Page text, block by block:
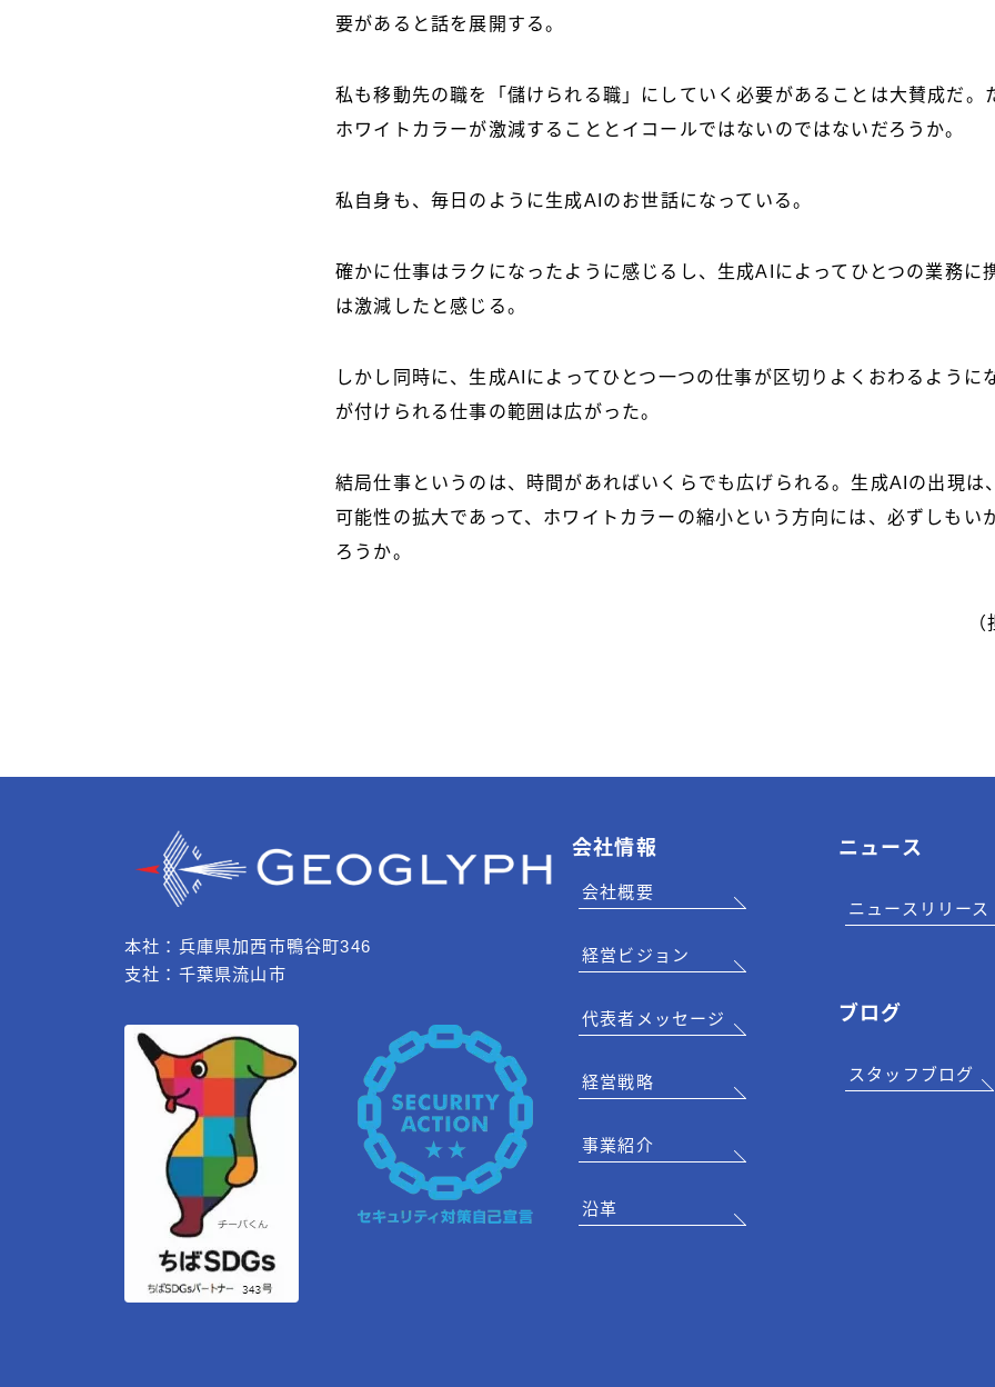
要があると話を展開する。
私も移動先の職を「儲けられる職」にしていく必要があることは大賛成だ。
ホワイトカラーが激減することとイコールではないのではないだろうか。
私自身も、毎日のように生成AIのお世話になっている。
確かに仕事はラクになったように感じるし、生成AIによってひとつの業務に
は激減したと感じる。
しかし同時に、生成AIによってひとつ一つの仕事が区切りよくおわるように
が付けられる仕事の範囲は広がった。
結局仕事というのは、時間があればいくらでも広げられる。生成AIの出現は
可能性の拡大であって、ホワイトカラーの縮小という方向には、必ずしもい
ろうか。
本社：兵庫県加西市鴨谷町346
支社：千葉県流山市
会社情報
会社概要
経営ビジョン
代表者メッセージ
経営戦略
事業紹介
沿革
ニュース
ニュースリリース
ブログ
スタッフブログ